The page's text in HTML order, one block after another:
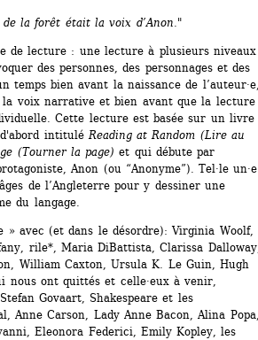
la forêt était la voix d’Anon."
de lecture : une lecture à plusieurs niveaux
des personnes, des personnages et des
temps bien avant la naissance de l’auteur·e,
la voix narrative et bien avant que la lecture
Cette lecture est basée sur un livre
intitulé Reading at Random (Lire au
(Tourner la page) et qui débute par
Anon (ou “Anonyme”). Tel·le un·e
de l’Angleterre pour y dessiner une
du langage.
» avec (et dans le désordre): Virginia Woolf,
rile*, Maria DiBattista, Clarissa Dalloway,
William Caxton, Ursula K. Le Guin, Hugh
nous ont quittés et celle·eux à venir,
Govaart, Shakespeare et les
Anne Carson, Lady Anne Bacon, Alina Popa,
Eleonora Federici, Emily Kopley, les